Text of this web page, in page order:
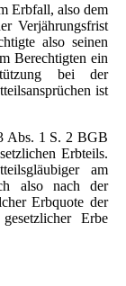
Erbfall, also dem
Verjährungsfrist
also seinen
Berechtigten ein
bei der
ist
Abs. 1 S. 2 BGB
Erbteils.
am
also nach der
Erbquote der
Erbe